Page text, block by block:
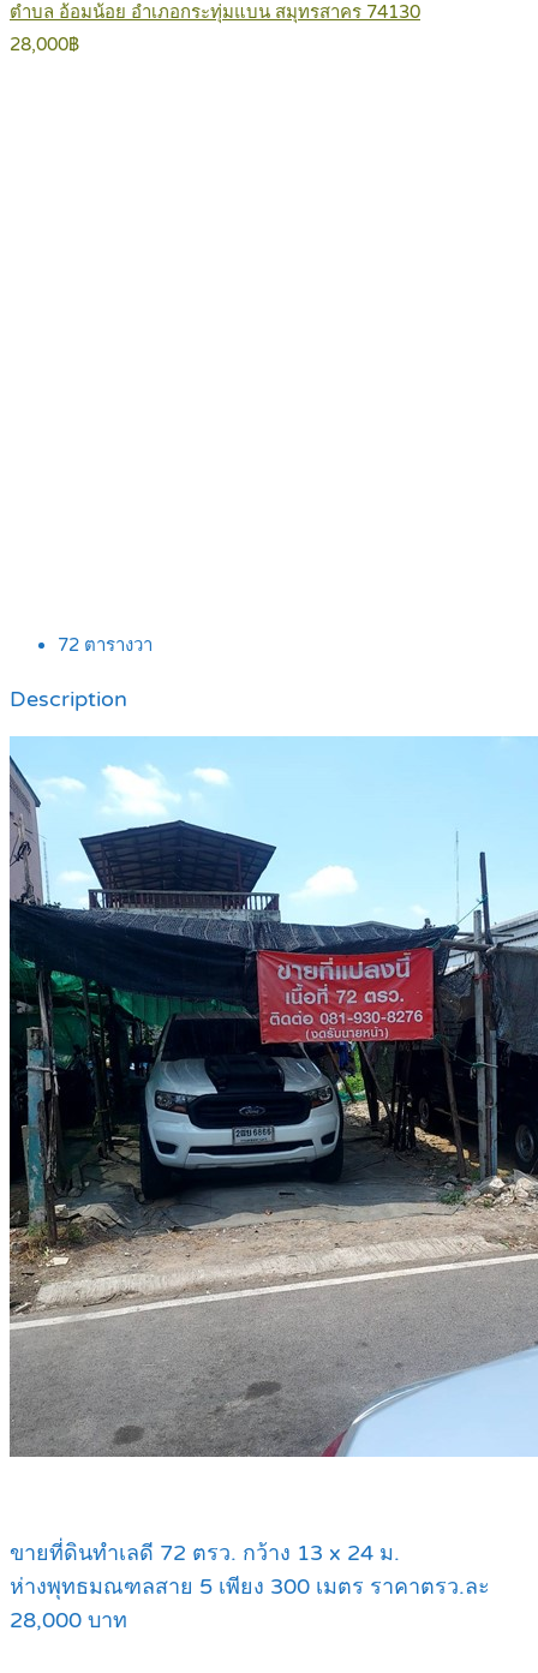
ตำบล อ้อมน้อย อำเภอกระทุ่มแบน สมุทรสาคร 74130
28,000฿
72 ตารางวา
Description
ขายที่ดินทำเลดี 72 ตรว. กว้าง 13 x 24 ม.
ห่างพุทธมณฑลสาย 5 เพียง 300 เมตร ราคาตรว.ละ
28,000 บาท